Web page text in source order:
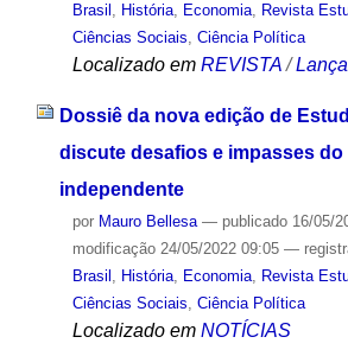
Brasil , História, Economia, Revista
Ciências Sociais, Ciência Política
Localizado em REVISTA /
Dossiê da nova edição de
discute desafios e impasses do
independente
por Mauro Bellesa — publicado16/05/
modificação24/05/2022 09:05 —
Brasil , História, Economia, Revista
Ciências Sociais, Ciência Política
Localizado em NOTÍCIAS